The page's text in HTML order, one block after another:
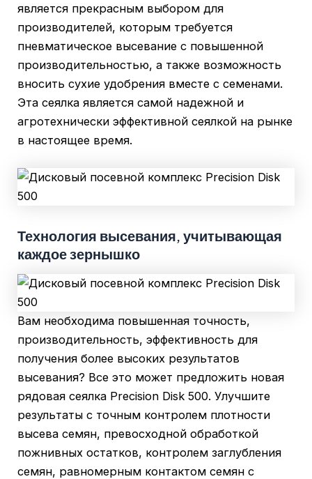
является прекрасным выбором для
производителей, которым требуется
пневматическое высевание с повышенной
производительностью, а также возможность
вносить сухие удобрения вместе с семенами.
Эта сеялка является самой надежной и
агротехнически эффективной сеялкой на рынке
в настоящее время.
Технология высевания, учитывающая
каждое зернышко
Вам необходима повышенная точность,
производительность, эффективность для
получения более высоких результатов
высевания? Все это может предложить новая
рядовая сеялка Precision Disk 500. Улучшите
результаты с точным контролем плотности
высева семян, превосходной обработкой
пожнивных остатков, контролем заглубления
семян, равномерным контактом семян с